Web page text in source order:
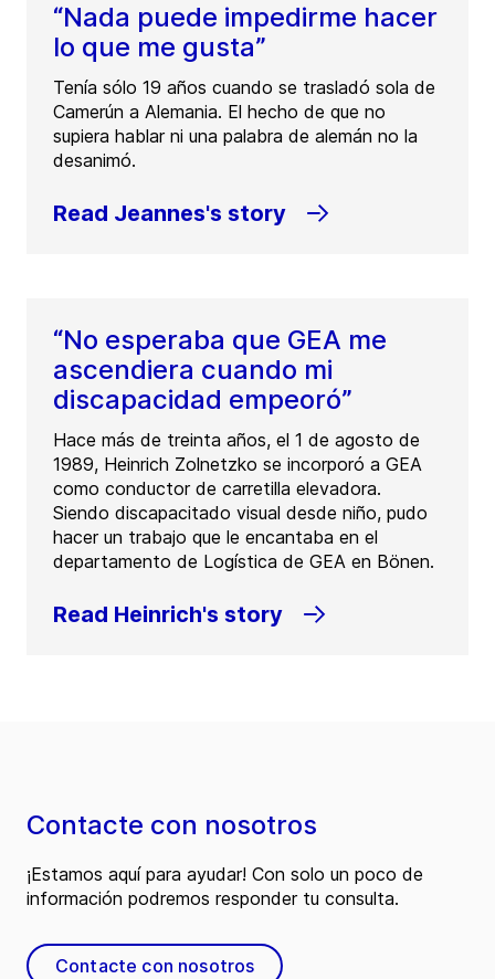
“Nada puede impedirme hacer
lo que me gusta”
Tenía sólo 19 años cuando se trasladó sola de
Camerún a Alemania. El hecho de que no
supiera hablar ni una palabra de alemán no la
desanimó.
Read Jeannes's story
“No esperaba que GEA me
ascendiera cuando mi
discapacidad empeoró”
Hace más de treinta años, el 1 de agosto de
1989, Heinrich Zolnetzko se incorporó a GEA
como conductor de carretilla elevadora.
Siendo discapacitado visual desde niño, pudo
hacer un trabajo que le encantaba en el
departamento de Logística de GEA en Bönen.
Read Heinrich's story
Contacte con nosotros
¡Estamos aquí para ayudar! Con solo un poco de
información podremos responder tu consulta.
Contacte con nosotros